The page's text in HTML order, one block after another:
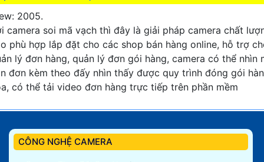
2005.
camera soi mã vạch thì đây là giải pháp camera chất
phù hợp lắp đặt cho các shop bán hàng online, hỗ trợ
lý đơn hàng, quản lý đơn gói hàng, camera có thể nhìn
đơn kèm theo đấy nhìn thấy được quy trình đóng gói
có thể tải video đơn hàng trực tiếp trên phần mềm
CÔNG NGHỆ CAMERA